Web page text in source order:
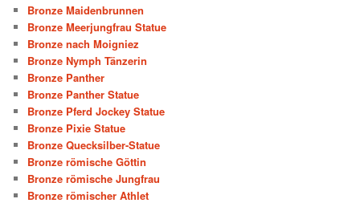
Bronze Maidenbrunnen
Bronze Meerjungfrau Statue
Bronze nach Moigniez
Bronze Nymph Tänzerin
Bronze Panther
Bronze Panther Statue
Bronze Pferd Jockey Statue
Bronze Pixie Statue
Bronze Quecksilber-Statue
Bronze römische Göttin
Bronze römische Jungfrau
Bronze römischer Athlet